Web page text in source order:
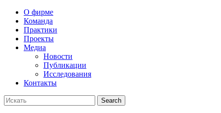
О фирме
Команда
Практики
Проекты
Медиа
Новости
Публикации
Исследования
Контакты